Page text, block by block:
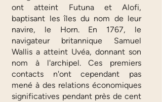
ont atteint Futuna et Alofi,
baptisant les îles du nom de leur
navire, le Horn. En 1767, le
navigateur britannique Samuel
Wallis a atteint Uvéa, donnant son
nom à l'archipel. Ces premiers
contacts n'ont cependant pas
mené à des relations économiques
significatives pendant près de cent